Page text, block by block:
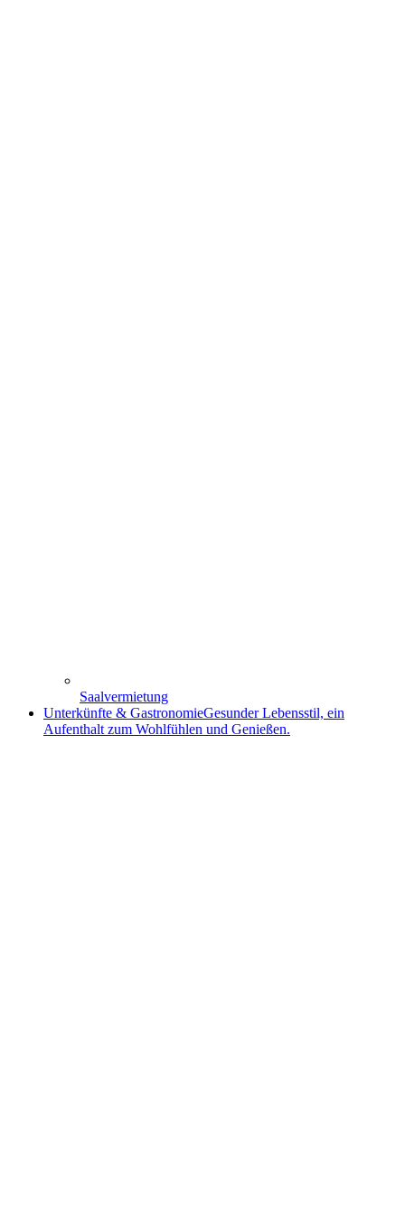
Saalvermietung
Unterkünfte & GastronomieGesunder Lebensstil, ein
Aufenthalt zum Wohlfühlen und Genießen.